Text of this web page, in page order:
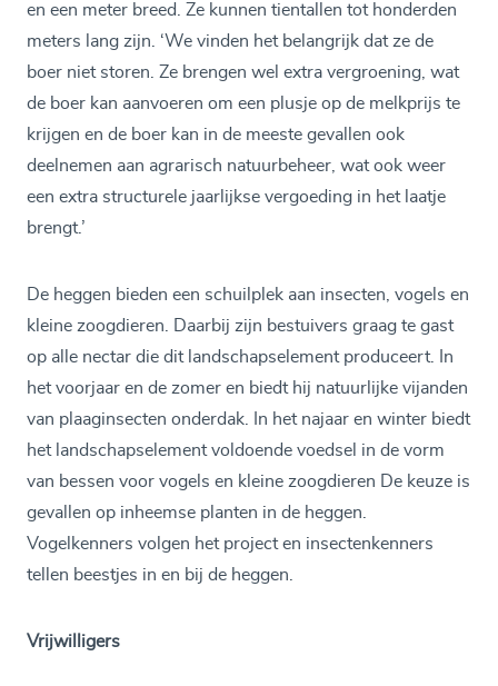
en een meter breed. Ze kunnen tientallen tot honderden
meters lang zijn. ‘We vinden het belangrijk dat ze de
boer niet storen. Ze brengen wel extra vergroening, wat
de boer kan aanvoeren om een plusje op de melkprijs te
krijgen en de boer kan in de meeste gevallen ook
deelnemen aan agrarisch natuurbeheer, wat ook weer
een extra structurele jaarlijkse vergoeding in het laatje
brengt.’
De heggen bieden een schuilplek aan insecten, vogels en
kleine zoogdieren. Daarbij zijn bestuivers graag te gast
op alle nectar die dit landschapselement produceert. In
het voorjaar en de zomer en biedt hij natuurlijke vijanden
van plaaginsecten onderdak. In het najaar en winter biedt
het landschapselement voldoende voedsel in de vorm
van bessen voor vogels en kleine zoogdieren De keuze is
gevallen op inheemse planten in de heggen.
Vogelkenners volgen het project en insectenkenners
tellen beestjes in en bij de heggen.
Vrijwilligers